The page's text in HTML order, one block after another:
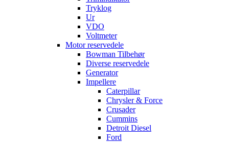
Tryklog
Ur
VDO
Voltmeter
Motor reservedele
Bowman Tilbehør
Diverse reservedele
Generator
Impellere
Caterpillar
Chrysler & Force
Crusader
Cummins
Detroit Diesel
Ford